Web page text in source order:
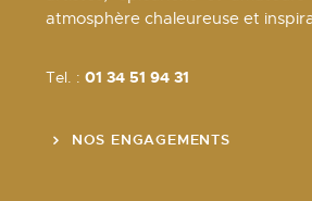
atmosphère chaleureuse et
Tel. :01 34 51 94 31
NOS ENGAGEMENTS